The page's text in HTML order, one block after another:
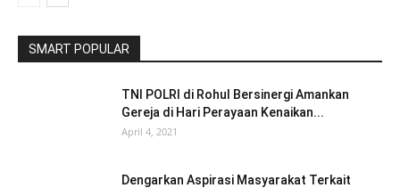
SMART POPULAR
TNI POLRI di Rohul Bersinergi Amankan
Gereja di Hari Perayaan Kenaikan...
April 4, 2021
Dengarkan Aspirasi Masyarakat Terkait